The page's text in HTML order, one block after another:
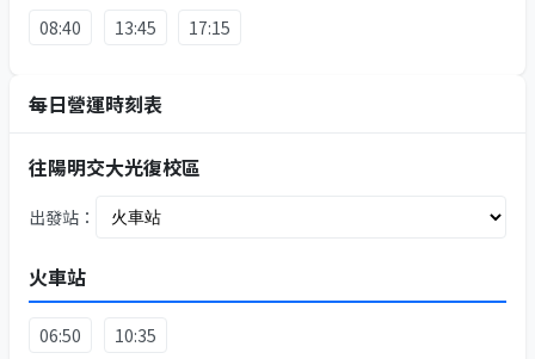
08:40 13:45 17:15
每日營運時刻表
往陽明交大光復校區
出發站：
火車站
06:50 10:35